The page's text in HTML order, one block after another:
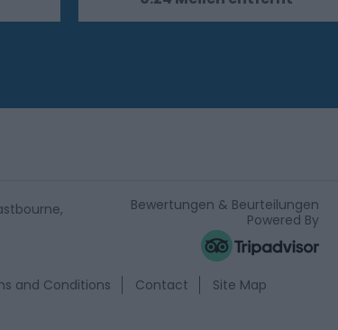
Bewertungen & Beurteilungen
Powered By
and Conditions Contact Site Map